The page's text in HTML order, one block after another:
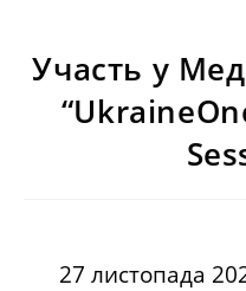
Участь у
27 листопада